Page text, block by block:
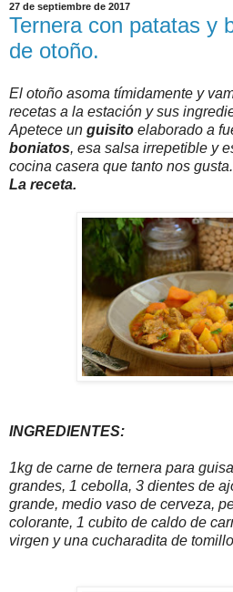
27 de septiembre de 2017
Ternera con patatas y
de otoño.
El otoño asoma tímidamente y
recetas a la estación y sus
Apetece un guisito elaborado a
boniatos, esa salsa irrepetible y
cocina casera que tanto nos gusta.
La receta.
INGREDIENTES:
1kg de carne de ternera para
grandes, 1 cebolla, 3 dientes de
grande, medio vaso de cerveza,
colorante, 1 cubito de caldo de
virgen y una cucharadita de